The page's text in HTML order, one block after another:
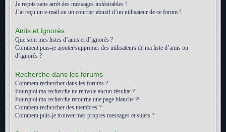
Je reçois sans arrêt des messages indésirables !
J’ai reçu un e-mail ou un courrier abusif d’un utilisateur de ce forum !
Amis et ignorés
Que sont mes listes d’amis et d’ignorés ?
Comment puis-je ajouter/supprimer des utilisateurs de ma liste d’amis ou
d’ignorés ?
Recherche dans les forums
Comment rechercher dans les forums ?
Pourquoi ma recherche ne renvoie aucun résultat ?
Pourquoi ma recherche retourne une page blanche ?!
Comment rechercher des membres ?
Comment puis-je trouver mes propres messages et sujets ?